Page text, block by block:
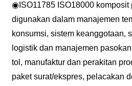
◉ ISO11785 ISO18000
digunakan dalam manajemen
konsumsi, sistem keanggotaan,
logistik dan manajemen
tol, manufaktur dan perakitan
paket surat/ekspres, pelacakan